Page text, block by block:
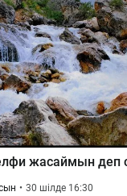
жасаймын деп
30 шілде 16:30